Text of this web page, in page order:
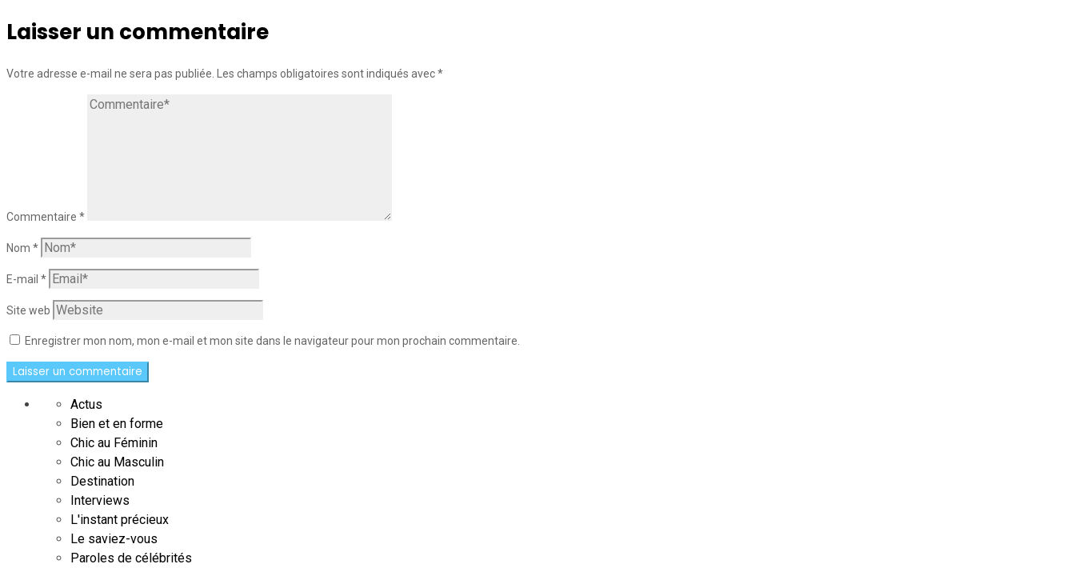
Laisser un commentaire
Votre adresse e-mail ne sera pas publiée. Les champs obligatoires sont indiqués avec*
Commentaire *
Nom *
E-mail *
Site web
Enregistrer mon nom, mon e-mail et mon site dans le navigateur pour mon prochain commentaire.
Actus
Bien et en forme
Chic au Féminin
Chic au Masculin
Destination
Interviews
L'instant précieux
Le saviez-vous
Paroles de célébrités